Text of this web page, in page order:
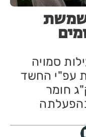
סמויה
עפ"י החשד
חומר